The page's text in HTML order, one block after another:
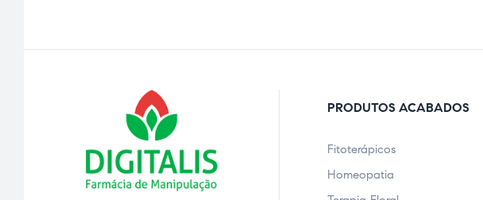
PRODUTOS ACABADOS
Fitoterápicos
Homeopatia